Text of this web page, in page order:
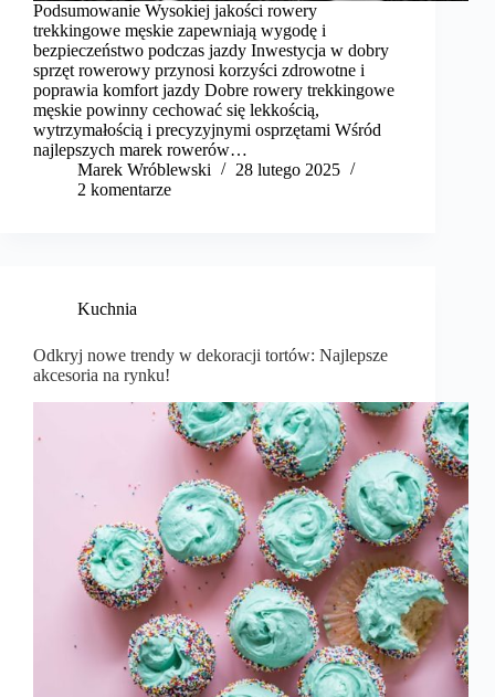
Podsumowanie Wysokiej jakości rowery
trekkingowe męskie zapewniają wygodę i
bezpieczeństwo podczas jazdy Inwestycja w dobry
sprzęt rowerowy przynosi korzyści zdrowotne i
poprawia komfort jazdy Dobre rowery trekkingowe
męskie powinny cechować się lekkością,
wytrzymałością i precyzyjnymi osprzętami Wśród
najlepszych marek rowerów…
Marek Wróblewski
28 lutego 2025
2 komentarze
Kuchnia
Odkryj nowe trendy w dekoracji tortów: Najlepsze
akcesoria na rynku!